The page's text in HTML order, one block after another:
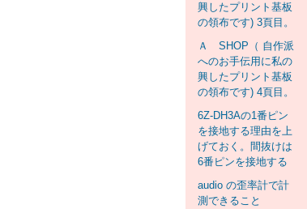
興したプリント基板
の領布です) 3頁目。
Ａ SHOP（ 自作派
へのお手伝用に私の
興したプリント基板
の領布です) 4頁目。
6Z-DH3Aの1番ピン
を接地する理由を上
げておく。間抜けは
6番ピンを接地する
audio の歪率計で計
測できること